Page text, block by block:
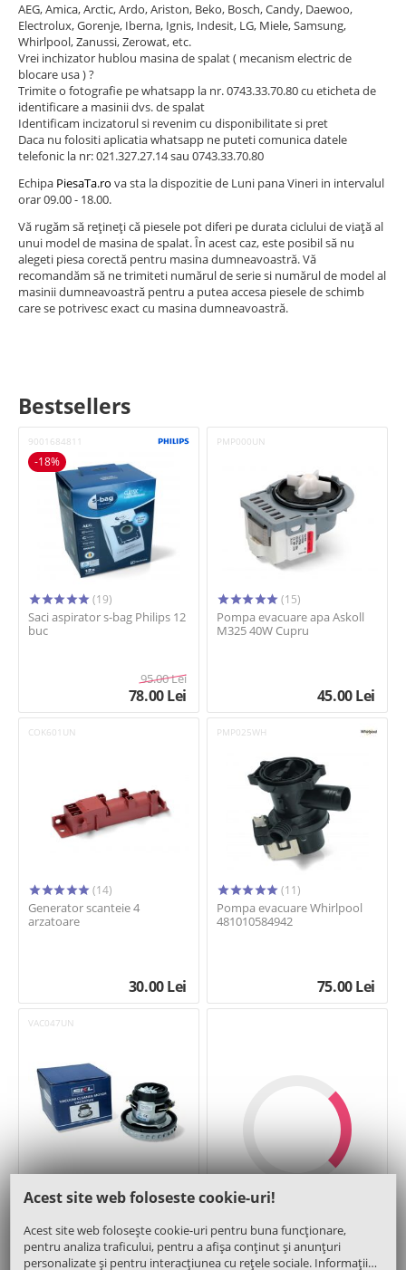
AEG, Amica, Arctic, Ardo, Ariston, Beko, Bosch, Candy, Daewoo,
Electrolux, Gorenje, Iberna, Ignis, Indesit, LG, Miele, Samsung,
Whirlpool, Zanussi, Zerowat, etc.
Vrei inchizator hublou masina de spalat ( mecanism electric de
blocare usa ) ?
Trimite o fotografie pe whatsapp la nr. 0743.33.70.80 cu eticheta de
identificare a masinii dvs. de spalat
Identificam incizatorul si revenim cu disponibilitate si pret
Daca nu folositi aplicatia whatsapp ne puteti comunica datele
telefonic la nr: 021.327.27.14 sau 0743.33.70.80
Echipa PiesaTa.ro va sta la dispozitie de Luni pana Vineri in intervalul
orar 09.00 - 18.00.
Vă rugăm să rețineți că piesele pot diferi pe durata ciclului de viață al
unui model de masina de spalat. În acest caz, este posibil să nu
alegeti piesa corectă pentru masina dumneavoastră. Vă
recomandăm să ne trimiteti numărul de serie si numărul de model al
masinii dumneavoastră pentru a putea accesa piesele de schimb
care se potrivesc exact cu masina dumneavoastră.
Bestsellers
9001684811
-18%
(19)
Saci aspirator s-bag Philips 12
buc
95.00Lei
78.00Lei
PMP000UN
(15)
Pompa evacuare apa Askoll
M325 40W Cupru
45.00Lei
COK601UN
(14)
Generator scanteie 4
arzatoare
30.00Lei
PMP025WH
(11)
Pompa evacuare Whirlpool
481010584942
75.00Lei
VAC047UN
Motor 1400W 137,5mm - SKL
produse
Acest site web foloseste cookie-uri!
Acest site web folosește cookie-uri pentru buna funcționare,
pentru analiza traficului, pentru a afișa conținut și anunțuri
personalizate și pentru interacțiunea cu rețele sociale. Informații